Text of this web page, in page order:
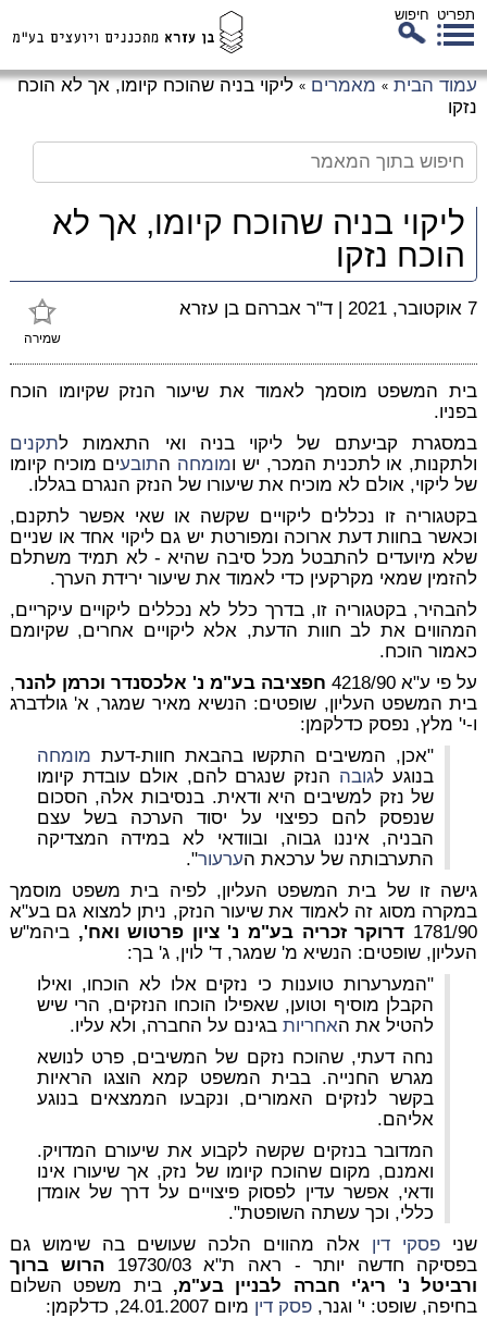
תפריט חיפוש
עמוד הבית » מאמרים » ליקוי בניה שהוכח קיומו, אך לא הוכח
נזקו
ליקוי בניה שהוכח קיומו, אך לא
הוכח נזקו
שמירה
7 אוקטובר, 2021 | ד"ר אברהם בן עזרא
בית המשפט מוסמך לאמוד את שיעור הנזק שקיומו הוכח
בפניו.
במסגרת קביעתם של ליקוי בניה ואי התאמות לתקנים
ולתקנות, או לתכנית המכר, יש ומומחה התובעים מוכיח קיומו
של ליקוי, אולם לא מוכיח את שיעורו של הנזק הנגרם בגללו.
בקטגוריה זו נכללים ליקויים שקשה או שאי אפשר לתקנם,
וכאשר בחוות דעת ארוכה ומפורטת יש גם ליקוי אחד או שניים
שלא מיועדים להתבטל מכל סיבה שהיא - לא תמיד משתלם
להזמין שמאי מקרקעין כדי לאמוד את שיעור ירידת הערך.
להבהיר, בקטגוריה זו, בדרך כלל לא נכללים ליקויים עיקריים,
המהווים את לב חוות הדעת, אלא ליקויים אחרים, שקיומם
כאמור הוכח.
על פי ע"א 4218/90
חפציבה בע"מ נ' אלכסנדר וכרמן להנר,
בית המשפט העליון, שופטים: הנשיא מאיר שמגר, א' גולדברג
ו-י' מלץ, נפסק כדלקמן:
"אכן, המשיבים התקשו בהבאת חוות-דעת מומחה
בנוגע לגובה הנזק שנגרם להם, אולם עובדת קיומו
של נזק למשיבים היא ודאית. בנסיבות אלה, הסכום
שנפסק להם כפיצוי על יסוד הערכה בשל עצם
הבניה, איננו גבוה, ובוודאי לא במידה המצדיקה
התערבותה של ערכאת הערעור".
גישה זו של בית המשפט העליון, לפיה בית משפט מוסמך
במקרה מסוג זה לאמוד את שיעור הנזק, ניתן למצוא גם בע"א
1781/90 דרוקר זכריה בע"מ נ' ציון פרטוש ואח', ביהמ"ש
העליון, שופטים: הנשיא מ' שמגר, ד' לוין, ג' בך:
"המערערות טוענות כי נזקים אלו לא הוכחו, ואילו
הקבלן מוסיף וטוען, שאפילו הוכחו הנזקים, הרי שיש
להטיל את האחריותבגינם על החברה, ולא עליו.
נחה דעתי, שהוכח נזקם של המשיבים, פרט לנושא
מגרש החנייה. בבית המשפט קמא הוצגו הראיות
בקשר לנזקים האמורים, ונקבעו הממצאים בנוגע
אליהם.
המדובר בנזקים שקשה לקבוע את שיעורם המדויק.
ואמנם, מקום שהוכח קיומו של נזק, אך שיעורו אינו
ודאי, אפשר עדין לפסוק פיצויים על דרך של אומדן
כללי, וכך עשתה השופטת".
שני פסקי דין אלה מהווים הלכה שעושים בה שימוש גם
בפסיקה חדשה יותר - ראה ת"א 19730/03
הרוש ברוך
ורביטל נ' ריג'י חברה לבניין בע"מ, בית משפט השלום
בחיפה, שופט: י' וגנר, פסק דין מיום 24.01.2007, כדלקמן: